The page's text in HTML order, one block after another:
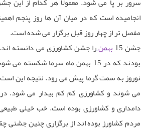
انجامیده است که در میان آن ها روز پنجم
مفصل تر از چهار روز قبل برگزار می شده است.
جشن 15
بهمنرا جشن کشاورزی می دانسته
نوروز به سمت گرما پیش می رود. نتیجه این
می شوند و کشاورزی کم کم بیدار می شود.
دامداری و کشاورزی بوده است. خب خیلی
مردم کشاورز بوده اند از برگزاری چنین